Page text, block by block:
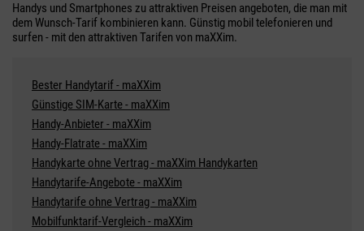
Handys und Smartphones zu attraktiven Preisen angeboten, die man mit
dem Wunsch-Tarif kombinieren kann. Günstig mobil telefonieren und
surfen - mit den attraktiven Tarifen von maXXim.
Bester Handytarif - maXXim
Günstige SIM-Karte - maXXim
Handy-Anbieter - maXXim
Handy-Flatrate - maXXim
Handykarte ohne Vertrag - maXXim Handykarten
Handytarife-Angebote - maXXim
Handytarife ohne Vertrag - maXXim
Mobilfunktarif-Vergleich - maXXim